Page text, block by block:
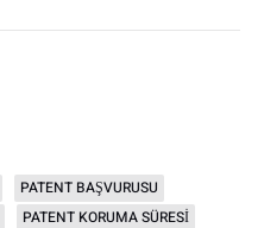
PATENT BAŞVURUSU
PATENT KORUMA SÜRESI